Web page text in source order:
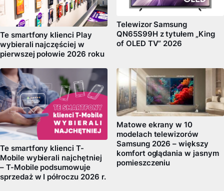
Te smartfony klienci Play
wybierali najczęściej w
pierwszej połowie 2026 roku
Telewizor Samsung
QN65S99H z tytułem „King
of OLED TV” 2026
Te smartfony klienci T-
Mobile wybierali najchętniej
– T-Mobile podsumowuje
sprzedaż w I półroczu 2026 r.
Matowe ekrany w 10
modelach telewizorów
Samsung 2026 – większy
komfort oglądania w jasnym
pomieszczeniu